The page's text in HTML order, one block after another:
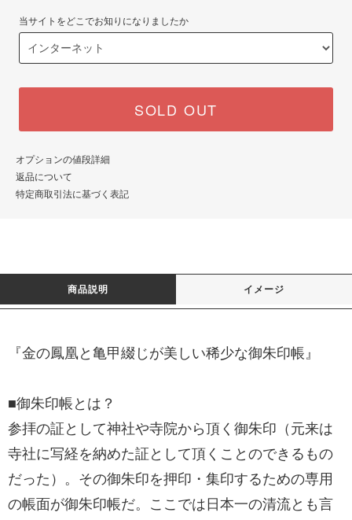
当サイトをどこでお知りになりましたか
SOLD OUT
オプションの値段詳細
返品について
特定商取引法に基づく表記
商品説明 イメージ
『金の鳳凰と亀甲綴じが美しい稀少な御朱印帳』
■御朱印帳とは？
参拝の証として神社や寺院から頂く御朱印（元来は
寺社に写経を納めた証として頂くことのできるもの
だった）。その御朱印を押印・集印するための専用
の帳面が御朱印帳だ。ここでは日本一の清流とも言